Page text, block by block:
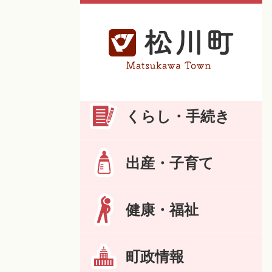
くらし・手続き
出産・子育て
健康・福祉
町政情報